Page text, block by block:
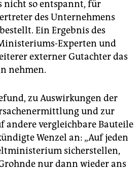
nicht so entspannt, für
des Unternehmens
Ein Ergebnis des
Experten und
externer Gutachter das
nehmen.
zu Auswirkungen der
und zur
andere vergleichbare Bauteile
Wenzel an: „Auf jeden
sicherstellen,
nur dann wieder ans